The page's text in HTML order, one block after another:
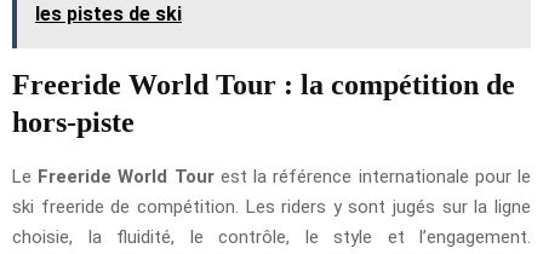
les pistes de ski
Freeride World Tour : la compétition de
hors-piste
Le Freeride World Tourest la référence internationale pour le
ski freeride de compétition. Les riders y sont jugés sur la ligne
choisie, la fluidité, le contrôle, le style et l’engagement.